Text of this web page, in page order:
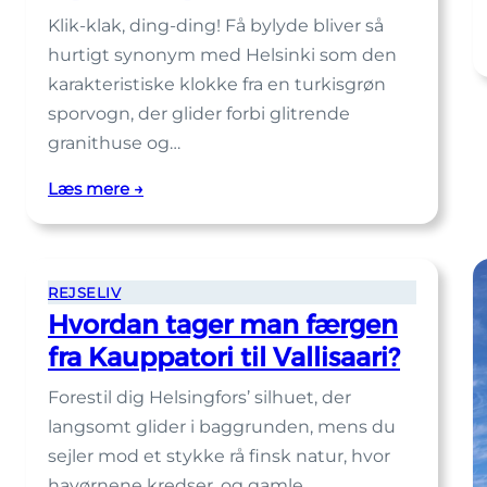
Klik-klak, ding-ding! Få bylyde bliver så
hurtigt synonym med Helsinki som den
karakteristiske klokke fra en turkisgrøn
sporvogn, der glider forbi glitrende
granithuse og…
Læs mere →
er
bedst
til
sightseeing?
REJSELIV
Hvordan tager man færgen
fra Kauppatori til Vallisaari?
Forestil dig Helsingfors’ silhuet, der
langsomt glider i baggrunden, mens du
sejler mod et stykke rå finsk natur, hvor